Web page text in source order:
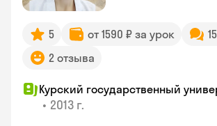
5 от 1590 ₽ за урок
2 отзыва
Курский государственный
• 2013 г.